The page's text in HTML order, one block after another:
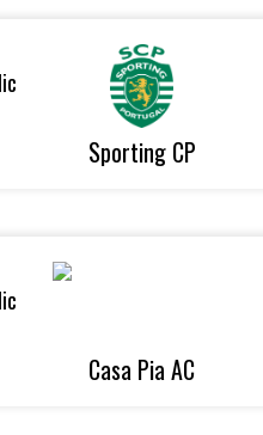
Sporting CP
Casa Pia AC